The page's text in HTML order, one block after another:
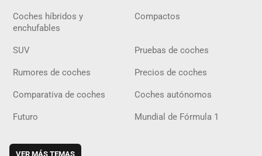
Coches híbridos y
enchufables
Compactos
SUV Pruebas de coches
Rumores de coches Precios de coches
Comparativa de coches Coches autónomos
Futuro Mundial de Fórmula 1
VER MÁS TEMAS